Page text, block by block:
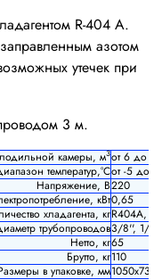
R-404 A.
азотом
утечек при
3 м.
камеры, м3от 6 до
температур,°Сот -5 до
Напряжение, В220
кВт0,65
хладагента, кгR404A, 1,1
трубопроводов3/8'', 1/2''
Нетто, кг65
Брутто, кг110
в упаковке, мм